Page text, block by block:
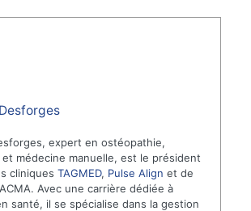
expert en ostéopathie,
médecine manuelle, est le président
cliniquesTAGMED, Pulse Align et de
Avec une carrière dédiée à
santé, il se spécialise dans la gestion